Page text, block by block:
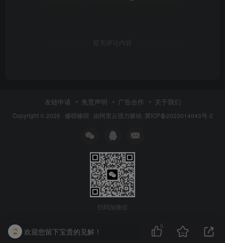
暂无评论内容
友链申请 免责声明 广告合作 关于我们
Copyright © 2025 · 修呗修呗 · 由阿里云强力驱动. 冀ICP备2023014043号-2
扫码加微信
欢迎您留下宝贵的见解！
6